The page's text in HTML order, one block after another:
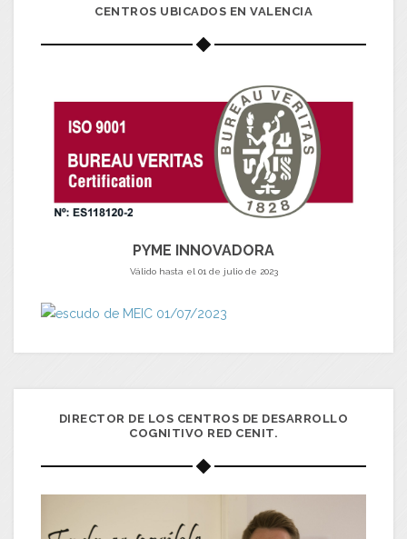
CENTROS UBICADOS EN VALENCIA
PYME INNOVADORA
Válido hasta el 01 de julio de 2023
DIRECTOR DE LOS CENTROS DE DESARROLLO
COGNITIVO RED CENIT.